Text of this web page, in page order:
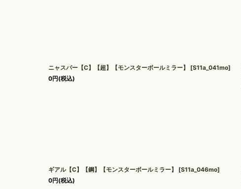
ニャスパー【C】【超】【モンスターボールミラー】 [S11a_041mo]
0円(税込)
ギアル【C】【鋼】【モンスターボールミラー】 [S11a_046mo]
0円(税込)